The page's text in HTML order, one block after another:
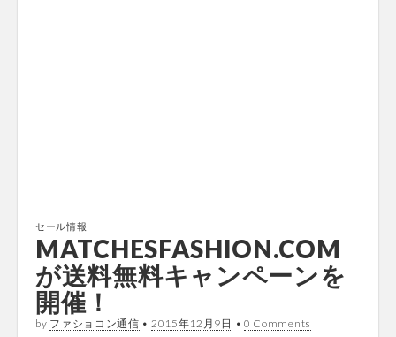
セール情報
MATCHESFASHION.COM
が送料無料キャンペーンを
開催！
by ファショコン通信 • 2015年12月9日 • 0 Comments